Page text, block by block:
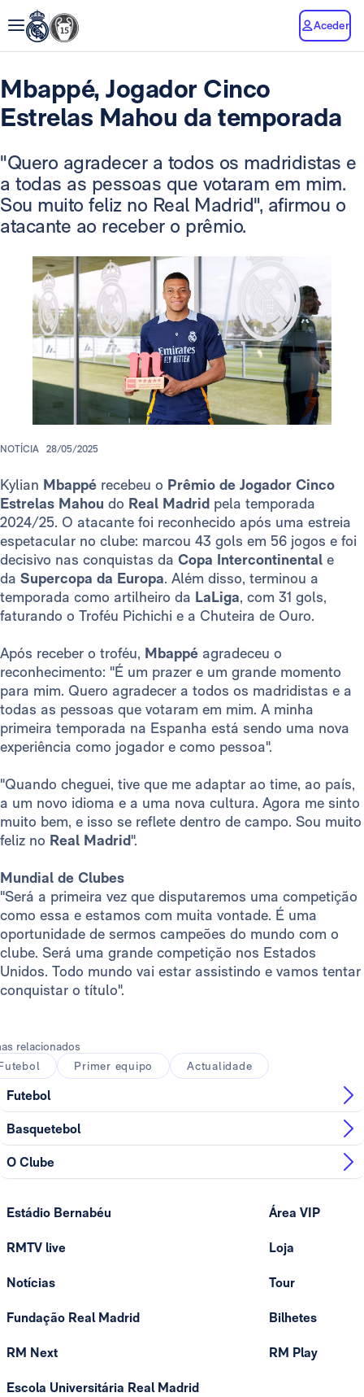
Aceder
Mbappé, Jogador Cinco
Estrelas Mahou da temporada
"Quero agradecer a todos os madridistas e
a todas as pessoas que votaram em mim.
Sou muito feliz no Real Madrid", afirmou o
atacante ao receber o prêmio.
NOTÍCIA 28/05/2025
Kylian Mbappé recebeu o Prêmio de Jogador Cinco
Estrelas Mahou do Real Madrid pela temporada
2024/25. O atacante foi reconhecido após uma estreia
espetacular no clube: marcou 43 gols em 56 jogos e foi
decisivo nas conquistas da Copa Intercontinental e
da Supercopa da Europa. Além disso, terminou a
temporada como artilheiro da LaLiga, com 31 gols,
faturando o Troféu Pichichi e a Chuteira de Ouro.
Após receber o troféu, Mbappé agradeceu o
reconhecimento: "É um prazer e um grande momento
para mim. Quero agradecer a todos os madridistas e a
todas as pessoas que votaram em mim. A minha
primeira temporada na Espanha está sendo uma nova
experiência como jogador e como pessoa".
"Quando cheguei, tive que me adaptar ao time, ao país,
a um novo idioma e a uma nova cultura. Agora me sinto
muito bem, e isso se reflete dentro de campo. Sou muito
feliz no Real Madrid".
Mundial de Clubes
"Será a primeira vez que disputaremos uma competição
como essa e estamos com muita vontade. É uma
oportunidade de sermos campeões do mundo com o
clube. Será uma grande competição nos Estados
Unidos. Todo mundo vai estar assistindo e vamos tentar
conquistar o título".
relacionados
Primer equipo Actualidade
Futebol
Basquetebol
O Clube
Estádio Bernabéu
RMTV live
Notícias
Fundação Real Madrid
RM Next
Escola Universitária Real Madrid
Área VIP
Loja
Tour
Bilhetes
RM Play